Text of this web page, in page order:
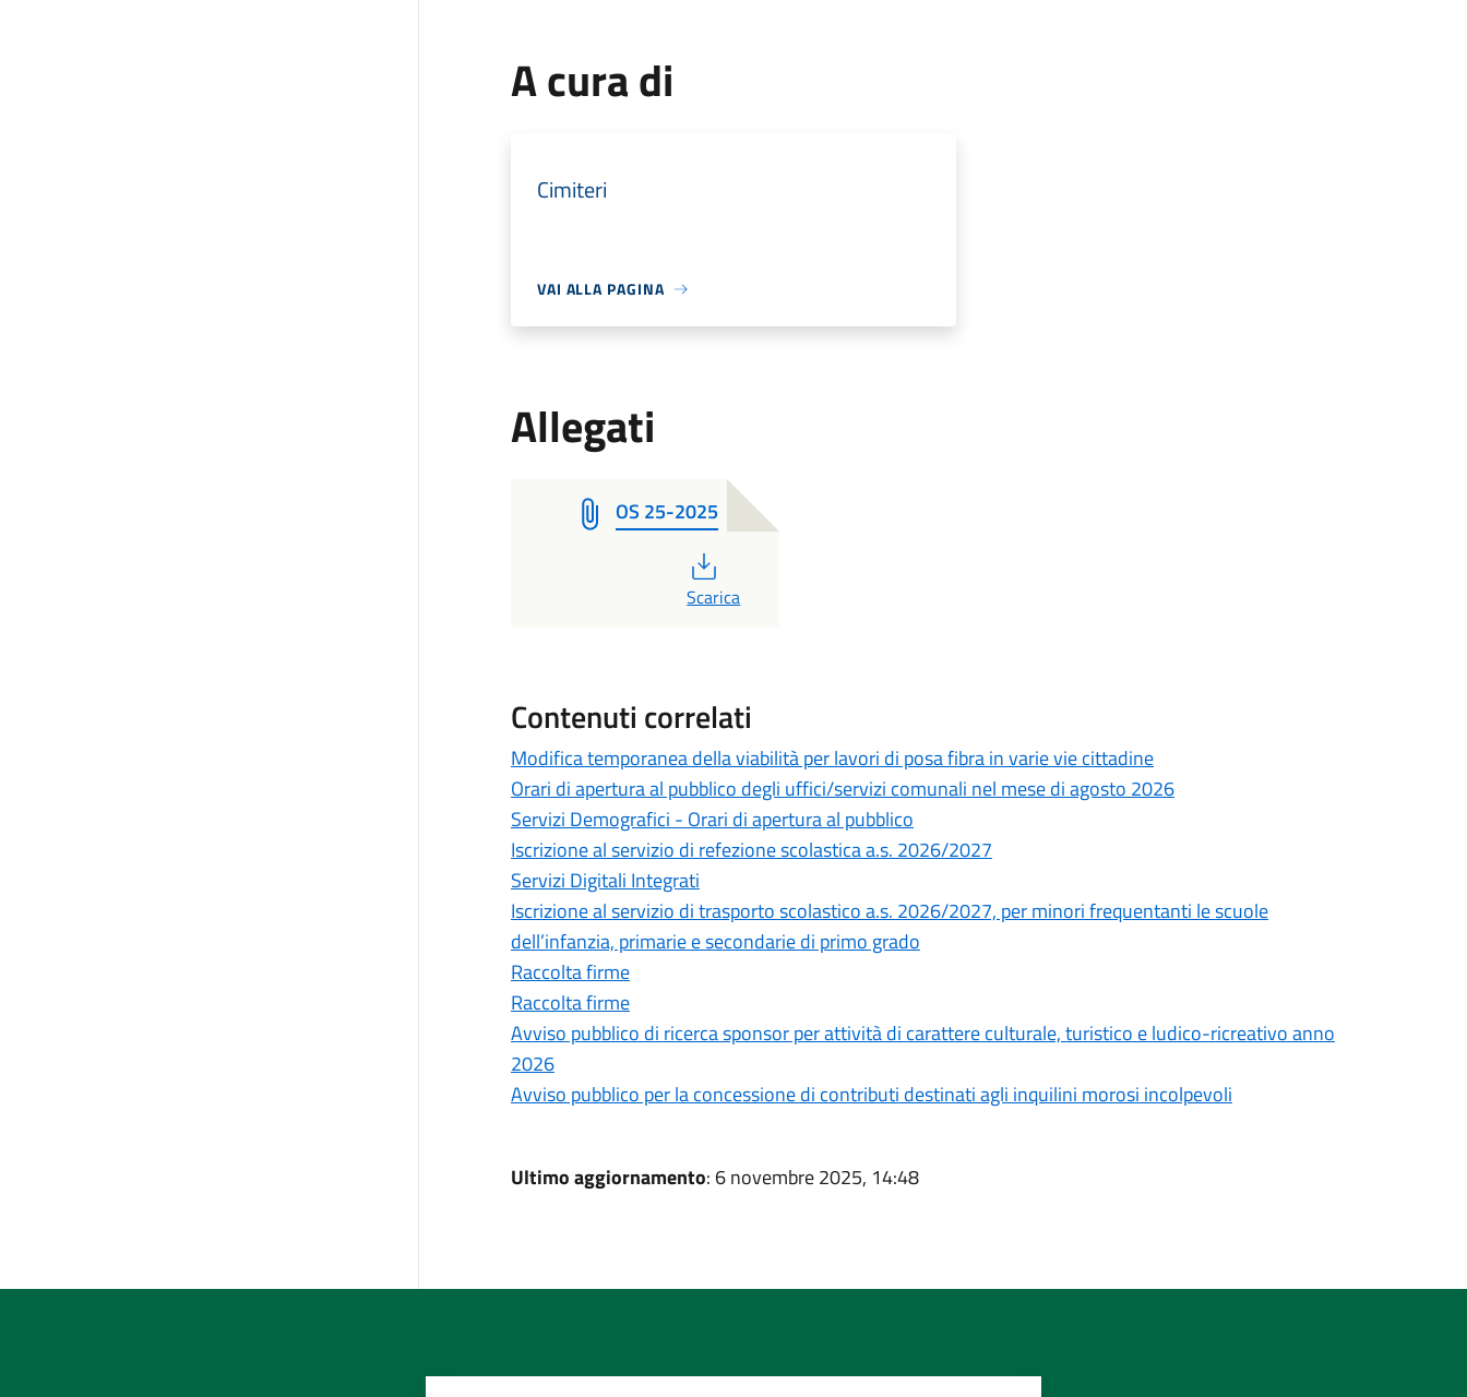
A cura di
Cimiteri
VAI ALLA PAGINA
Allegati
OS 25-2025
PDF
Scarica
Contenuti correlati
Modifica temporanea della viabilità per lavori di posa fibra in varie vie cittadine
Orari di apertura al pubblico degli uffici/servizi comunali nel mese di agosto 2026
Servizi Demografici - Orari di apertura al pubblico
Iscrizione al servizio di refezione scolastica a.s. 2026/2027
Servizi Digitali Integrati
Iscrizione al servizio di trasporto scolastico a.s. 2026/2027, per minori frequentanti le scuole
dell’infanzia, primarie e secondarie di primo grado
Raccolta firme
Raccolta firme
Avviso pubblico di ricerca sponsor per attività di carattere culturale, turistico e ludico-ricreativo anno
2026
Avviso pubblico per la concessione di contributi destinati agli inquilini morosi incolpevoli
Ultimo aggiornamento: 6 novembre 2025, 14:48